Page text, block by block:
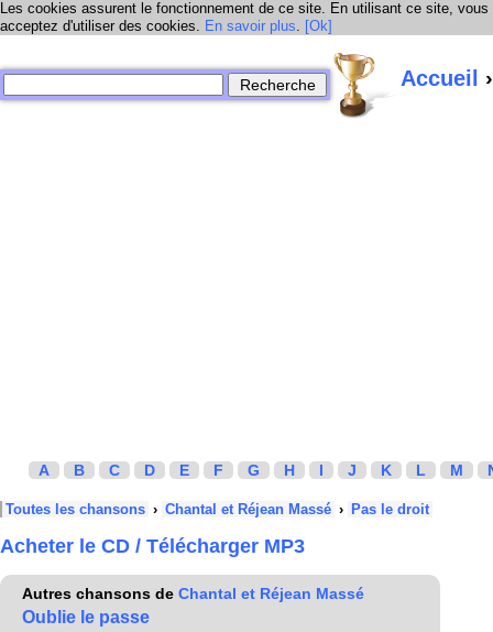
Les cookies assurent le fonctionnement de ce site. En utilisant ce site, vous
acceptez d'utiliser des cookies. En savoir plus. [Ok]
Accueil
A B C D E F G H I J K L M
Toutes les chansons › Chantal et Réjean Massé › Pas le droit
Acheter le CD / Télécharger MP3
Autres chansons de Chantal et Réjean Massé
Oublie le passe